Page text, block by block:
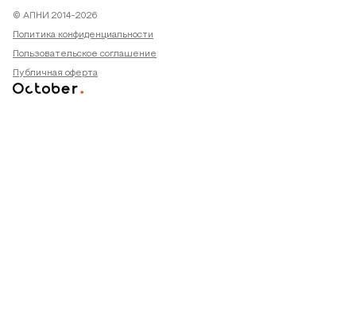
© АПНИ 2014-2026
Политика конфиденциальности
Пользовательское соглашение
Публичная оферта